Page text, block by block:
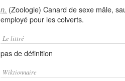
n. (Zoologie) Canard de sexe mâle,
employé pour les colverts.
Le littré
pas de définition
Wiktionnaire